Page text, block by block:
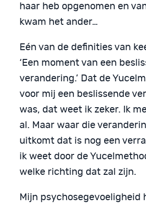
haar heb opgenomen en
kwam het ander…
Eén van de definities van
‘Een moment van een
verandering.’ Dat de
voor mij een beslissende
was, dat weet ik zeker. Ik
al. Maar waar die
uitkomt dat is nog een
ik weet door de
welke richting dat zal zijn.
Mijn psychosegevoeligheid